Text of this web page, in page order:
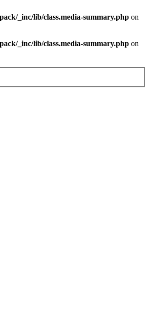
_inc/lib/class.media-summary.php on
_inc/lib/class.media-summary.php on